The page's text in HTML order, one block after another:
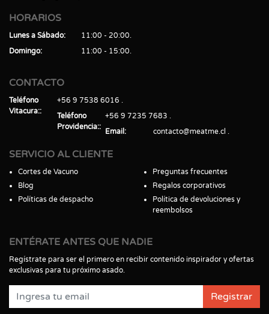
HORARIOS
Lunes a Sábado
11:00 - 20:00
Domingo
11:00 - 15:00
CONTACTO
Teléfono
Vitacura:
+56 9 7538 6016
Teléfono
Providencia:
+56 9 7235 7683
Email
contacto@meatme.cl
SERVICIO AL CLIENTE
Cortes de Vacuno
Blog
Políticas de despacho
Preguntas frecuentes
Regalos corporativos
Política de devoluciones y
reembolsos
ENTÉRATE ANTES QUE NADIE
Regístrate para ser el primero en recibir contenido inspirador y ofertas
exclusivas para tu próximo asado.
Registrar